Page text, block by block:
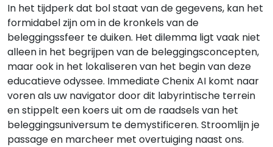
In het tijdperk dat bol staat van de gegevens, kan het
formidabel zijn om in de kronkels van de
beleggingssfeer te duiken. Het dilemma ligt vaak niet
alleen in het begrijpen van de beleggingsconcepten,
maar ook in het lokaliseren van het begin van deze
educatieve odyssee. Immediate Chenix AI komt naar
voren als uw navigator door dit labyrintische terrein
en stippelt een koers uit om de raadsels van het
beleggingsuniversum te demystificeren. Stroomlijn je
passage en marcheer met overtuiging naast ons.